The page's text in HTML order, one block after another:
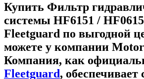
Купить Фильтр
системы HF6151 /
Fleetguard по выгодной
можете у компании
Компания, как
Fleetguard, обеспечивает